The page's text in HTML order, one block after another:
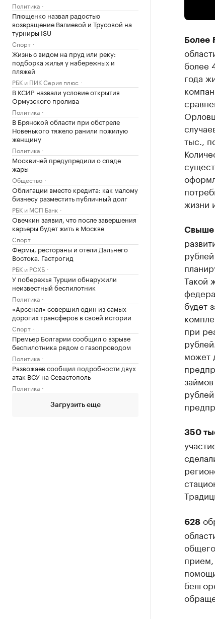
Политика
Плющенко назвал радостью
возвращение Валиевой и Трусовой на
турниры ISU
Спорт
Жизнь с видом на пруд или реку:
подборка жилья у набережных и
пляжей
РБК и ПИК Серия плюс
В КСИР назвали условие открытия
Ормузского пролива
Политика
В Брянской области при обстреле
Новенького тяжело ранили пожилую
женщину
Политика
Москвичей предупредили о спаде
жары
Общество
Облигации вместо кредита: как малому
бизнесу разместить публичный долг
РБК и МСП Банк
Овечкин заявил, что после завершения
карьеры будет жить в Москве
Спорт
Фермы, рестораны и отели Дальнего
Востока. Гастрогид
РБК и РСХБ
У побережья Турции обнаружили
неизвестный беспилотник
Политика
«Арсенал» совершил один из самых
дорогих трансферов в своей истории
Спорт
Премьер Болгарии сообщил о взрыве
беспилотника рядом с газопроводом
Политика
Развожаев сообщил подробности двух
атак ВСУ на Севастополь
Политика
Загрузить еще
Более
более
года
тыс.,
жизни
Свыше
Такой
будет
при
может
350
628
прием,